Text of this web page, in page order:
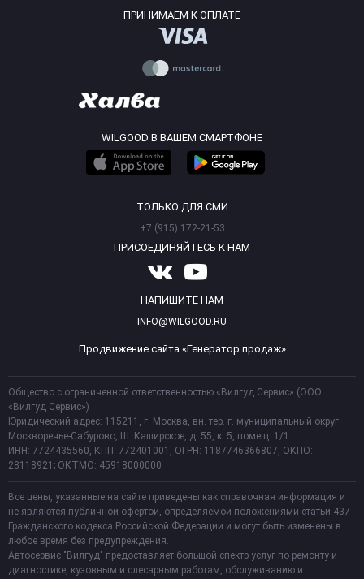
ПРИНИМАЕМ К ОПЛАТЕ
WILGOOD В ВАШЕМ СМАРТФОНЕ
ТОЛЬКО ДЛЯ СМИ
+7 (915) 172-21-53
ПРИСОЕДИНЯЙТЕСЬ К НАМ
НАПИШИТЕ НАМ
INFO@WILGOOD.RU
Продвижение сайта «Генератор продаж»
Общество с ограниченной ответственностью «Вилгуд Сервис» (ООО
«Вилгуд Сервис»)
Юридический адрес: 115211, г. Москва, вн. тер. г. муниципальный округ
Москворечье-Сабурово, Ш. Каширское, д. 55, к. 5, помещ. 1/1.
ИНН: 7724435560, КПП: 772401001, ОГРН: 1187746366807, ОКПО:
28118921; ОКТМО: 45918000000
Все цены, указанные на сайте приведены как справочная информация и
не являются публичной офертой, определяемой положениями статьи 437
Гражданского кодекса Российской Федерации и могут быть изменены в
любое время без предупреждения.
Автосервис "Вилгуд" предоставляет большой спектр услуг по ремонту и
диагностике, кузовным и слесарным работам, обслуживанию и